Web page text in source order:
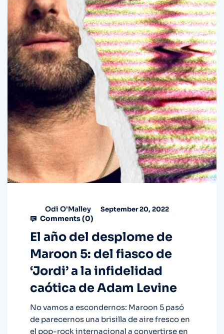
Odi O'Malley September 20, 2022
Comments (0)
El año del desplome de
Maroon 5: del fiasco de
‘Jordi’ a la infidelidad
caótica de Adam Levine
No vamos a escondernos: Maroon 5 pasó
de parecernos una brisilla de aire fresco en
el pop-rock internacional a convertirse en